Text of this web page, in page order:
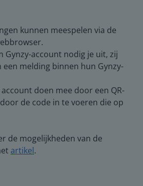
kunnen meespelen via de
Gynzy-account nodig je uit, zij
melding binnen hun Gynzy-
doen mee door een QR-
de code in te voeren die op
de mogelijkheden van de
artikel.